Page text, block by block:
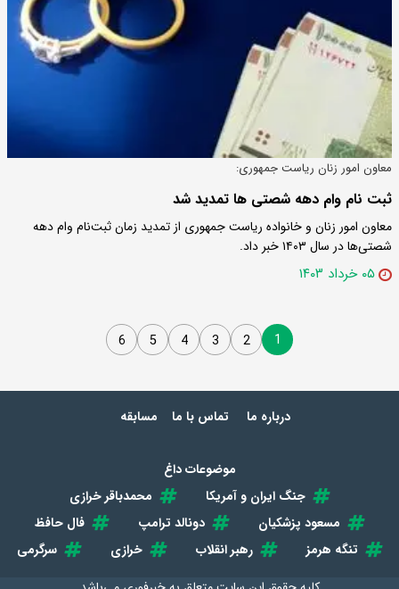
معاون امور زنان ریاست جمهوری:
ثبت نام وام دهه شصتی ها تمدید شد
معاون امور زنان و خانواده ریاست جمهوری از تمدید زمان ثبت‌نام وام دهه
شصتی‌ها در سال ۱۴۰۳ خبر داد.
۰۵ خرداد ۱۴۰۳
1
2
3
4
5
6
درباره ما تماس با ما مسابقه
موضوعات داغ
جنگ ایران و آمریکا
محمدباقر خرازی
مسعود پزشکیان
دونالد ترامپ
فال حافظ
تنگه هرمز
رهبر انقلاب خرازی
سرگرمی